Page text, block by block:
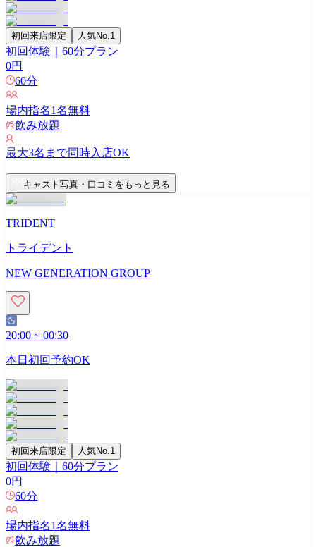
初回来店限定 人気No.1
初回体験｜60分プラン
0円
60分
場内指名1名無料
飲み放題
最大3名まで同時入店OK
キャスト写真・口コミをもっと見る
TRIDENT
トライデント
NEW GENERATION GROUP
20:00 ~ 00:30
本日初回予約OK
初回来店限定 人気No.1
初回体験｜60分プラン
0円
60分
場内指名1名無料
飲み放題